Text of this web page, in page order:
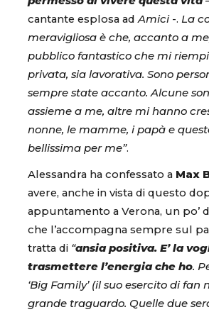
cantante esplosa ad Amici-. La
meravigliosa è che, accanto a
pubblico fantastico che mi
privata, sia lavorativa. Sono
sempre state accanto. Alcune
assieme a me, altre mi hanno
nonne, le mamme, i papà e
bellissima per me”.
Alessandra ha confessato a Max
avere, anche in vista di questo
appuntamento a Verona, un po’
che l’accompagna sempre sul
tratta di “ansia positiva. E’ la
trasmettere l’energia che ho.
‘Big Family’ (il suo esercito di fan
grande traguardo. Quelle due